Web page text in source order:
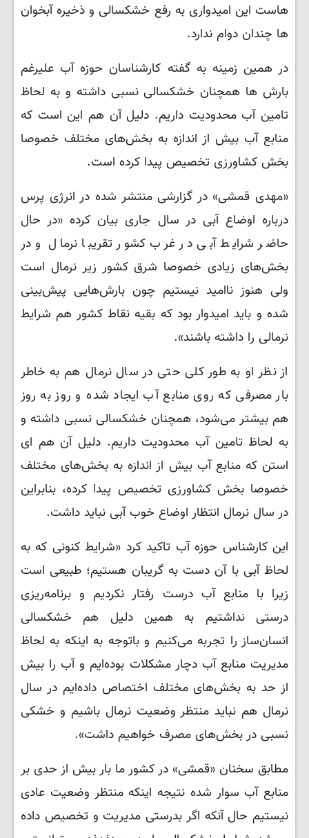
هاست این امیدواری به رفع خشکسالی و ذخیره آبخوان
ها چندان دوام ندارد.
در همین زمینه به گفته کارشناسان حوزه آب علیرغم
بارش ها همچنان خشکسالی نسبی داشته و به لحاظ
تامین آب محدودیت داریم. دلیل آن هم این است که
منابع آب بیش از اندازه به بخش‌های مختلف خصوصا
بخش کشاورزی تخصیص پیدا کرده است.
«مهدی قمشی» در گزارشی منتشر شده در انرژی پرس
درباره اوضاع آبی در سال جاری بیان کرده «در حال
حاضر شرایط آبی در غرب کشور تقریبا نرمال و در
بخش‌های زیادی خصوصا شرق کشور زیر نرمال است
ولی هنوز ناامید نیستیم چون بارش‌هایی پیش‌بینی
شده و باید امیدوار بود که بقیه نقاط کشور هم شرایط
نرمالی را داشته باشند».
از نظر او به طور کلی حتی در سال نرمال هم به خاطر
بار مصرفی که روی منابع آب ایجاد شده و روز به روز
هم بیشتر می‌شود، همچنان خشکسالی نسبی داشته و
به لحاظ تامین آب محدودیت داریم. دلیل آن هم ای
استن که منابع آب بیش از اندازه به بخش‌های مختلف
خصوصا بخش کشاورزی تخصیص پیدا کرده، بنابراین
در سال نرمال انتظار اوضاع خوب آبی نباید داشت.
این کارشناس حوزه آب تاکید کرد «شرایط کنونی که به
لحاظ آبی با آن دست به گریبان هستیم؛ طبیعی است
زیرا با منابع آب درست رفتار نکردیم و برنامه‌ریزی
درستی نداشتیم به همین دلیل هم خشکسالی
انسان‌ساز را تجربه می‌کنیم و باتوجه به اینکه به لحاظ
مدیریت منابع آب دچار مشکلات بوده‌ایم و آب را بیش
از حد به بخش‌های مختلف اختصاص داده‌ایم در سال
نرمال هم نباید منتظر وضعیت نرمال باشیم و خشکی
نسبی در بخش‌های مصرف خواهیم داشت».
مطابق سخنان «قمشی» در کشور ما بار بیش از حدی بر
منابع آب سوار شده نتیجه اینکه منتظر وضعیت عادی
نیستیم حال آنکه اگر بدرستی مدیریت و تخصیص داده